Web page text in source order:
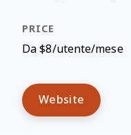
Da $8/utente/mese
Website